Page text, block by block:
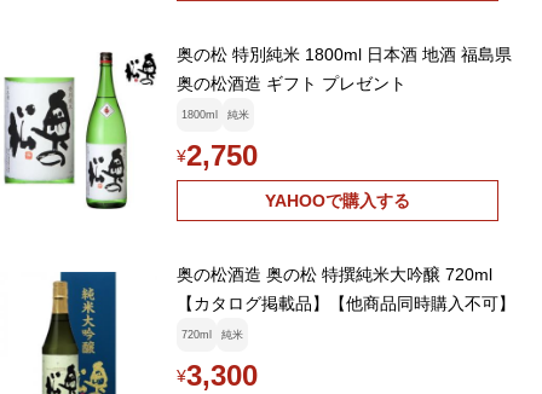
奥の松 特別純米 1800ml 日本酒 地酒 福島県
奥の松酒造 ギフト プレゼント
1800ml 純米
¥2,750
YAHOOで購入する
奥の松酒造 奥の松 特撰純米大吟醸 720ml
【カタログ掲載品】【他商品同時購入不可】
720ml 純米
¥3,300